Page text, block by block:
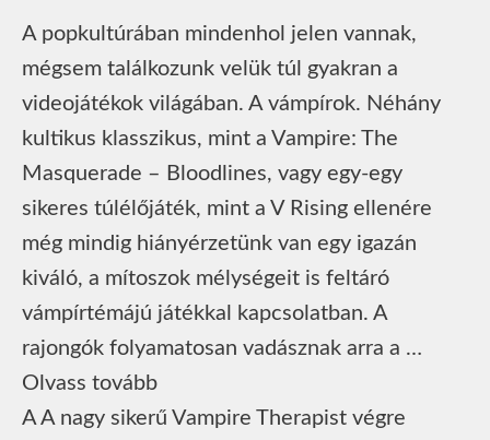
A popkultúrában mindenhol jelen vannak,
mégsem találkozunk velük túl gyakran a
videojátékok világában. A vámpírok. Néhány
kultikus klasszikus, mint a Vampire: The
Masquerade – Bloodlines, vagy egy-egy
sikeres túlélőjáték, mint a V Rising ellenére
még mindig hiányérzetünk van egy igazán
kiváló, a mítoszok mélységeit is feltáró
vámpírtémájú játékkal kapcsolatban. A
rajongók folyamatosan vadásznak arra a …
Olvass tovább
A A nagy sikerű Vampire Therapist végre